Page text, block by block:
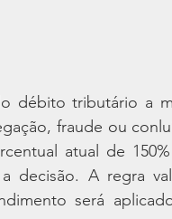
débito tributário a
fraude ou
atual de
decisão. A regra
será